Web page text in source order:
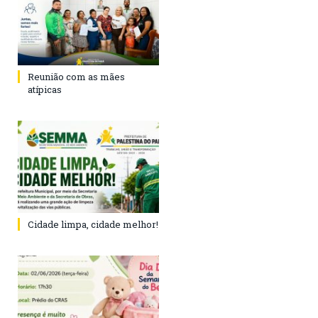
Reunião com as mães
atípicas
Cidade limpa, cidade melhor!